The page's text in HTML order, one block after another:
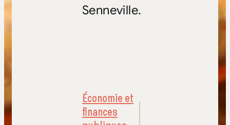
Senneville.
Économie et
finances